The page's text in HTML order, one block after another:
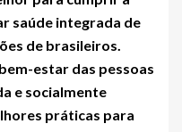
saúde integrada de
de brasileiros.
estar das pessoas
e socialmente
práticas para